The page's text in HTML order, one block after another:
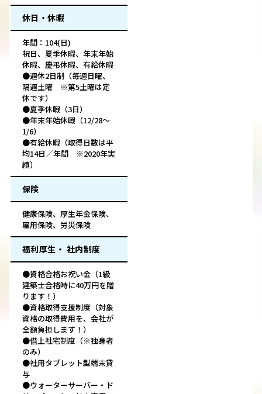
休日・休暇
年間：104(日)
祝日、夏季休暇、年末年始
休暇、慶弔休暇、有給休暇
●週休2日制（毎週日曜、
隔週土曜 ※第5土曜は定
休です）
●夏季休暇（3日）
●年末年始休暇（12/28～
1/6）
●有給休暇（取得日数は平
均14日／年間 ※2020年実
績）
保険
健康保険、厚生年金保険、
雇用保険、労災保険
福利厚生・ 社内制度
●資格合格お祝い金（1級
建築士合格時に40万円を贈
ります！）
●資格取得支援制度（対象
資格の取得費用を、会社が
全額負担します！）
●借上社宅制度（※独身者
のみ）
●社用タブレット型端末貸
与
●ウォーターサーバー・ド